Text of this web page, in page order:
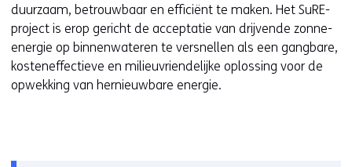
e
b
r
w
i
j
z
toegestaan
of
geweigerd.
duurzaam, betrouwbaar en efficiënt te maken. Het SuRE-
project is erop gericht de acceptatie van drijvende zonne-
energie op binnenwateren te versnellen als een gangbare,
kosteneffectieve en milieuvriendelijke oplossing voor de
opwekking van hernieuwbare energie.